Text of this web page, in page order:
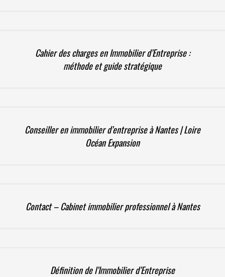
Cahier des charges en Immobilier d’Entreprise :
méthode et guide stratégique
Conseiller en immobilier d’entreprise à Nantes | Loire
Océan Expansion
Contact – Cabinet immobilier professionnel à Nantes
Définition de l’Immobilier d’Entreprise